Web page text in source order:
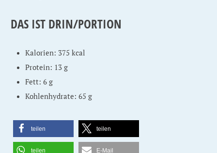
DAS IST DRIN/PORTION
Kalorien: 375 kcal
Protein: 13 g
Fett: 6 g
Kohlenhydrate: 65 g
teilen teilen
teilen E-Mail